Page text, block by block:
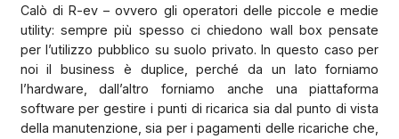
Calò di R-ev – ovvero gli operatori delle piccole e medie
utility: sempre più spesso ci chiedono wall box pensate
per l’utilizzo pubblico su suolo privato. In questo caso per
noi il business è duplice, perché da un lato forniamo
l’hardware, dall’altro forniamo anche una piattaforma
software per gestire i punti di ricarica sia dal punto di vista
della manutenzione, sia per i pagamenti delle ricariche che,